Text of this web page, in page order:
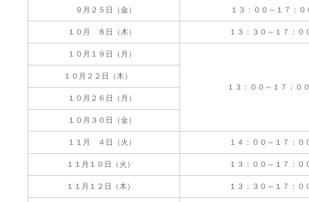
９月２５日（金） １３：００～１７：０
１０月 ８日（木） １３：３０～１７：０
１０月１９日（月）
１３：００～１７：
１０月２２日（木）
１０月２６日（月）
１０月３０日（金）
１１月 ４日（火） １４：００～１７：０
１１月１０日（火） １３：００～１７：０
１１月１２日（木） １３：３０～１７：０